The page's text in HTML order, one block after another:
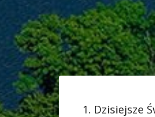
1. Dzisiejsze